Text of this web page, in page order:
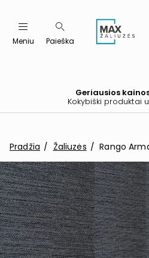
Meniu Paieška
Geriausios
Kokybiški produktai
Pradžia Žaliuzės Rango